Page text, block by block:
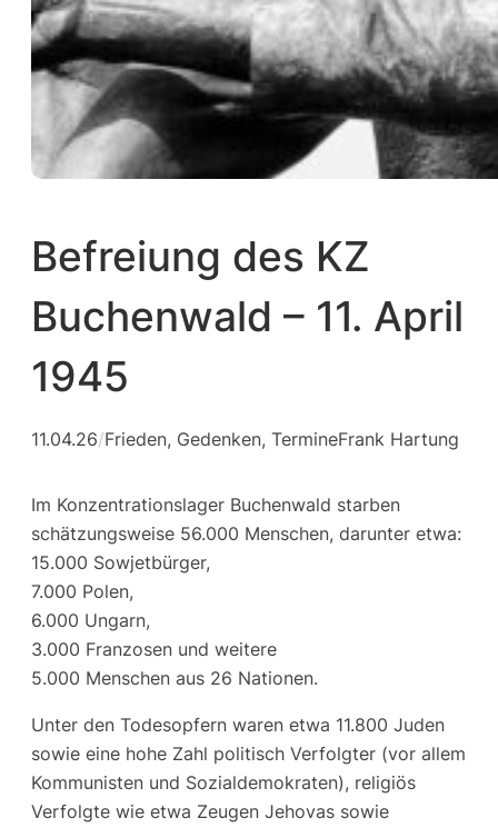
Befreiung des KZ
Buchenwald – 11. April
1945
11.04.26/Frieden, Gedenken, TermineFrank Hartung
Im Konzentrationslager Buchenwald starben
schätzungsweise 56.000 Menschen, darunter etwa:
15.000 Sowjetbürger,
7.000 Polen,
6.000 Ungarn,
3.000 Franzosen und weitere
5.000 Menschen aus 26 Nationen.
Unter den Todesopfern waren etwa 11.800 Juden
sowie eine hohe Zahl politisch Verfolgter (vor allem
Kommunisten und Sozialdemokraten), religiös
Verfolgte wie etwa Zeugen Jehovas sowie